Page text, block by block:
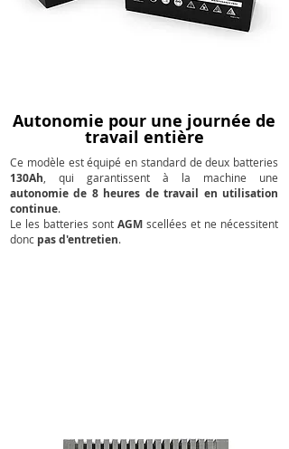
Ce modèle est équipé en standard de deux batteries
130Ah, qui garantissent à la machine une
autonomie de 8 heures de travail en utilisation
continue.
Le les batteries sont AGM scellées et ne nécessitent
donc pas d'entretien.
Autonomie pour une journée de
travail entière